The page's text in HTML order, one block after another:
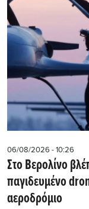
06/08/2026 - 10:26
Στο Βερολίνο
παγιδευμένο
αεροδρόμιο